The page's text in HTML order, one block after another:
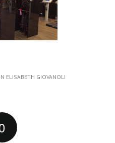
ELISABETH GIOVANOLI